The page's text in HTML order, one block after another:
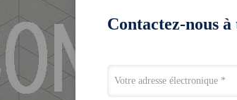
Contactez-nous